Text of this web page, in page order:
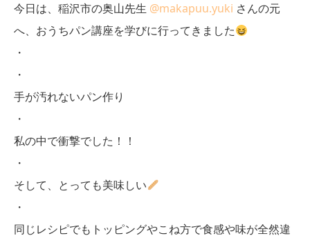
今日は、稲沢市の奥山先生 @makapuu.yuki さんの元
へ、おうちパン講座を学びに行ってきました
・
・
手が汚れないパン作り
・
私の中で衝撃でした！！
・
そして、とっても美味しい
・
同じレシピでもトッピングやこね方で食感や味が全然違